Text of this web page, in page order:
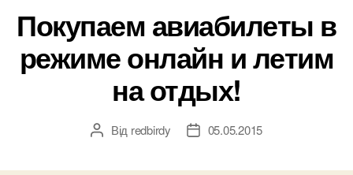
Покупаем авиабилеты в
режиме онлайн и летим
на отдых!
Автор
Від redbirdy
Дата05.05.2015